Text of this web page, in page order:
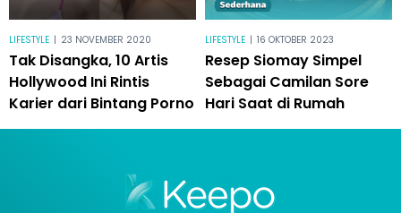
LIFESTYLE | 23 NOVEMBER 2020
Tak Disangka, 10 Artis
Hollywood Ini Rintis
Karier dari Bintang Porno
LIFESTYLE | 16 OKTOBER 2023
Resep Siomay Simpel
Sebagai Camilan Sore
Hari Saat di Rumah